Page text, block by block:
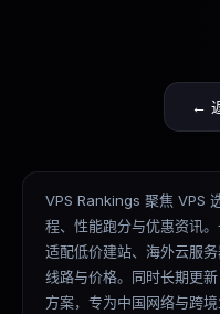
←
VPS Rankings 聚焦 VPS
程、性能跑分与优惠资讯
适配低价建站、海外云服
线路与价格。同时长期更
方案，专为中国网络与跨